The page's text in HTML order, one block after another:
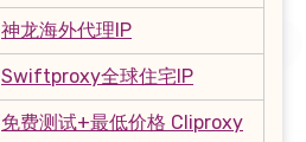
神龙海外代理IP
Swiftproxy全球住宅IP
免费测试+最低价格 Cliproxy